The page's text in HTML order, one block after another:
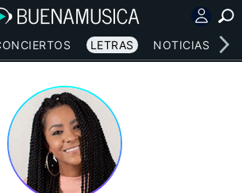
LETRAS NOTICIAS